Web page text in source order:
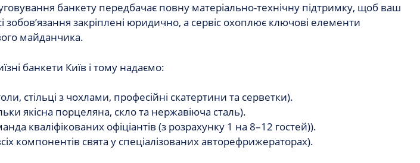
банкету передбачає повну матеріально-технічну підтримку, щоб ваш
закріплені юридично, а сервіс охоплює ключові елементи
майданчика.
банкети Київ і тому надаємо:
стільці з чохлами, професійні скатертини та серветки).
якісна порцеляна, скло та нержавіюча сталь).
кваліфікованих офіціантів (з розрахунку 1 на 8–12 гостей)).
компонентів свята у спеціалізованих авторефрижераторах).